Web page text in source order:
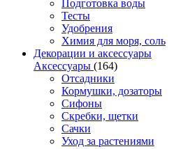
Подготовка воды
Тесты
Удобрения
Химия для моря, соль
Декорации и аксессуары
Аксессуары (164)
Отсадники
Кормушки, дозаторы
Сифоны
Скребки, щетки
Сачки
Уход за растениями